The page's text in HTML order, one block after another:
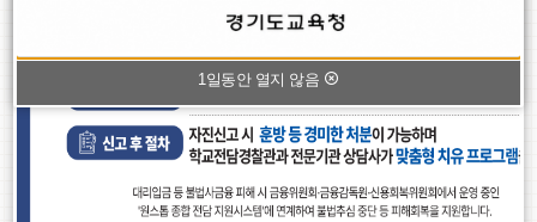
이
전 지음
1일동안 열지 않음